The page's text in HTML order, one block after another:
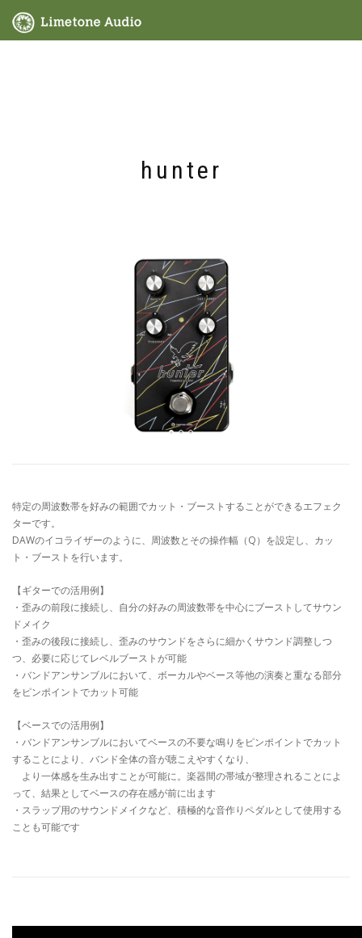
hunter
特定の周波数帯を好みの範囲でカット・ブーストすることができるエフェク
ターです。
DAWのイコライザーのように、周波数とその操作幅（Q）を設定し、カッ
ト・ブーストを行います。
【ギターでの活用例】
・歪みの前段に接続し、自分の好みの周波数帯を中心にブーストしてサウン
ドメイク
・歪みの後段に接続し、歪みのサウンドをさらに細かくサウンド調整しつ
つ、必要に応じてレベルブーストが可能
・バンドアンサンブルにおいて、ボーカルやベース等他の演奏と重なる部分
をピンポイントでカット可能
【ベースでの活用例】
・バンドアンサンブルにおいてベースの不要な鳴りをピンポイントでカット
することにより、バンド全体の音が聴こえやすくなり、
より一体感を生み出すことが可能に。楽器間の帯域が整理されることによ
って、結果としてベースの存在感が前に出ます
・スラップ用のサウンドメイクなど、積極的な音作りペダルとして使用する
ことも可能です